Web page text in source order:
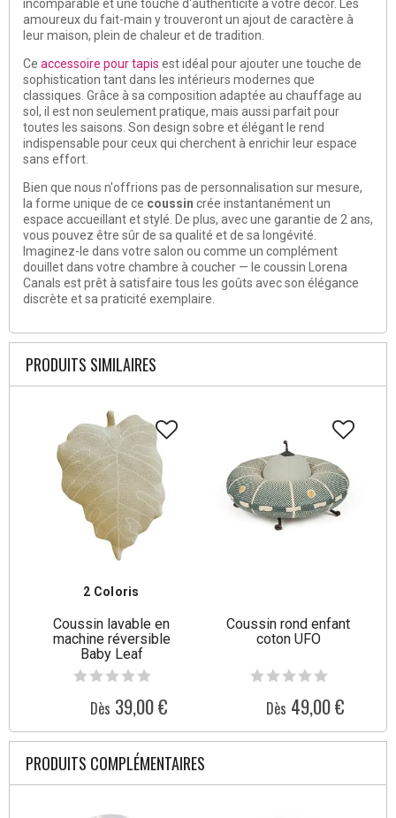
incomparable et une touche d'authenticité à votre décor. Les
amoureux du fait-main y trouveront un ajout de caractère à
leur maison, plein de chaleur et de tradition.
Ce accessoire pour tapis est idéal pour ajouter une touche de
sophistication tant dans les intérieurs modernes que
classiques. Grâce à sa composition adaptée au chauffage au
sol, il est non seulement pratique, mais aussi parfait pour
toutes les saisons. Son design sobre et élégant le rend
indispensable pour ceux qui cherchent à enrichir leur espace
sans effort.
Bien que nous n'offrions pas de personnalisation sur mesure,
la forme unique de ce coussin crée instantanément un
espace accueillant et stylé. De plus, avec une garantie de 2 ans,
vous pouvez être sûr de sa qualité et de sa longévité.
Imaginez-le dans votre salon ou comme un complément
douillet dans votre chambre à coucher — le coussin Lorena
Canals est prêt à satisfaire tous les goûts avec son élégance
discrète et sa praticité exemplaire.
PRODUITS SIMILAIRES
2 Coloris
Coussin lavable en
machine réversible
Baby Leaf
Dès 39,00 €
Coussin rond enfant
coton UFO
Dès 49,00 €
PRODUITS COMPLÉMENTAIRES